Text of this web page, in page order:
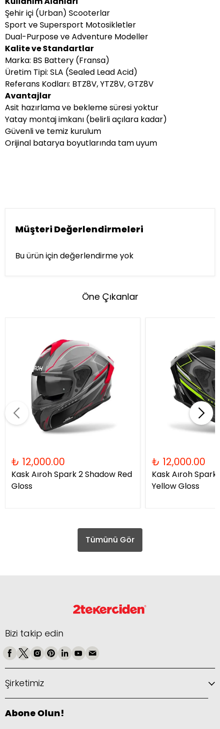
Şehir içi (Urban) Scooterlar
Sport ve Supersport Motosikletler
Dual-Purpose ve Adventure Modeller
Kalite ve Standartlar
Marka: BS Battery (Fransa)
Üretim Tipi: SLA (Sealed Lead Acid)
Referans Kodları: BTZ8V, YTZ8V, GTZ8V
Avantajlar
Asit hazırlama ve bekleme süresi yoktur
Yatay montaj imkanı (belirli açılara kadar)
Güvenli ve temiz kurulum
Orijinal batarya boyutlarında tam uyum
Müşteri Değerlendirmeleri
Bu ürün için değerlendirme yok
Öne Çıkanlar
₺ 12,000.00
Kask Aıroh Spark 2 Shadow Red
Gloss
₺ 12,000.00
Kask Aıroh
Yellow Gloss
Tümünü Gör
Bizi takip edin
Şirketimiz
Abone Olun!